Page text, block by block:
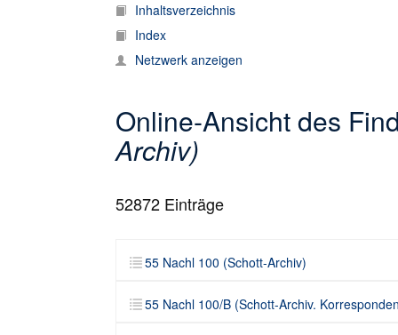
Inhaltsverzeichnis
Index
Netzwerk anzeigen
Online-Ansicht des
Archiv)
52872 Einträge
55 Nachl 100 (Schott-Archiv)
55 Nachl 100/B (Schott-Archiv.